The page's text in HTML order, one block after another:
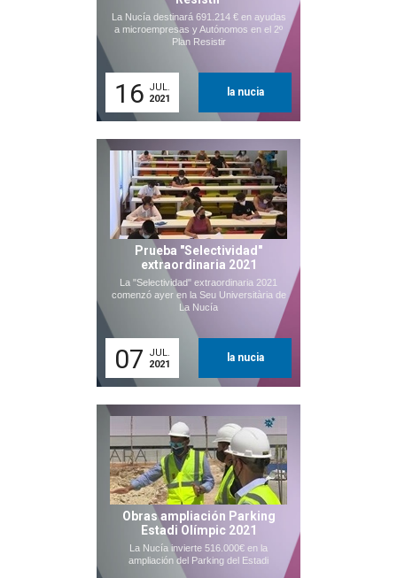
La Nucía destinará 691.214 € en ayudas
a microempresas y Autónomos en el 2º
Plan Resistir
16 JUL.
2021
la nucia
Prueba "Selectividad"
extraordinaria 2021
La "Selectividad" extraordinaria 2021
comenzó ayer en la Seu Universitària de
La Nucía
07
JUL.
2021
la nucia
Obras ampliación Parking
Estadi Olímpic 2021
La Nucía invierte 516.000€ en la
ampliación del Parking del Estadi